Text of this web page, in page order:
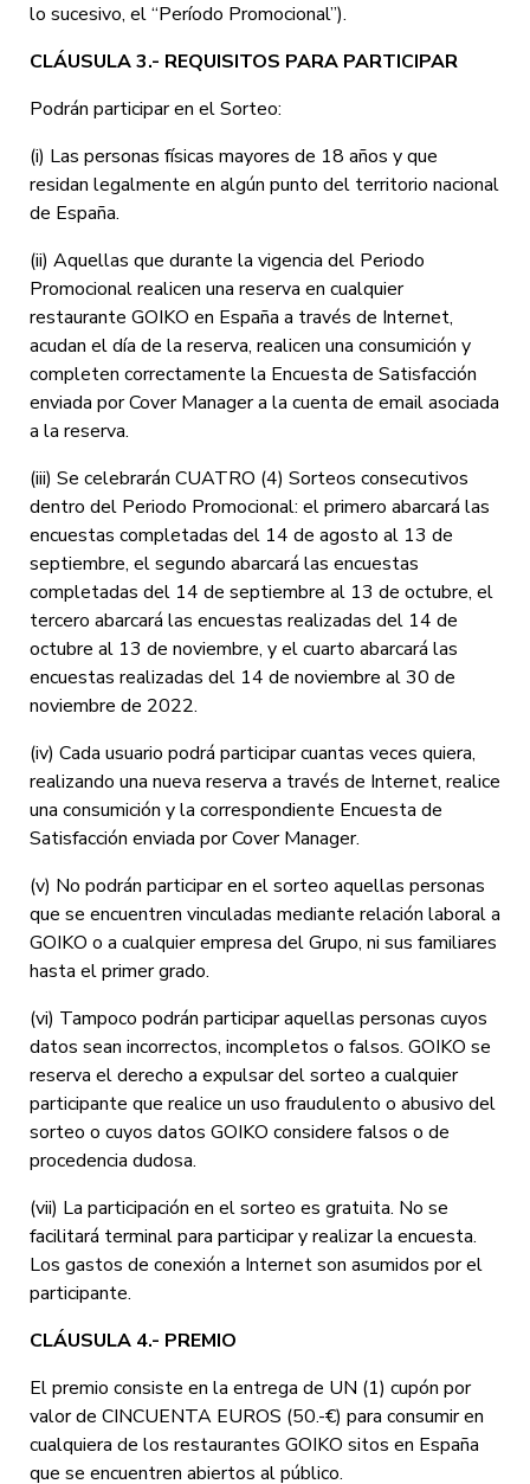
lo sucesivo, el “Período Promocional”).
CLÁUSULA 3.- REQUISITOS PARA PARTICIPAR
Podrán participar en el Sorteo:
(i) Las personas físicas mayores de 18 años y que
residan legalmente en algún punto del territorio nacional
de España.
(ii) Aquellas que durante la vigencia del Periodo
Promocional realicen una reserva en cualquier
restaurante GOIKO en España a través de Internet,
acudan el día de la reserva, realicen una consumición y
completen correctamente la Encuesta de Satisfacción
enviada por Cover Manager a la cuenta de email asociada
a la reserva.
(iii) Se celebrarán CUATRO (4) Sorteos consecutivos
dentro del Periodo Promocional: el primero abarcará las
encuestas completadas del 14 de agosto al 13 de
septiembre, el segundo abarcará las encuestas
completadas del 14 de septiembre al 13 de octubre, el
tercero abarcará las encuestas realizadas del 14 de
octubre al 13 de noviembre, y el cuarto abarcará las
encuestas realizadas del 14 de noviembre al 30 de
noviembre de 2022.
(iv) Cada usuario podrá participar cuantas veces quiera,
realizando una nueva reserva a través de Internet, realice
una consumición y la correspondiente Encuesta de
Satisfacción enviada por Cover Manager.
(v) No podrán participar en el sorteo aquellas personas
que se encuentren vinculadas mediante relación laboral a
GOIKO o a cualquier empresa del Grupo, ni sus familiares
hasta el primer grado.
(vi) Tampoco podrán participar aquellas personas cuyos
datos sean incorrectos, incompletos o falsos. GOIKO se
reserva el derecho a expulsar del sorteo a cualquier
participante que realice un uso fraudulento o abusivo del
sorteo o cuyos datos GOIKO considere falsos o de
procedencia dudosa.
(vii) La participación en el sorteo es gratuita. No se
facilitará terminal para participar y realizar la encuesta.
Los gastos de conexión a Internet son asumidos por el
participante.
CLÁUSULA 4.- PREMIO
El premio consiste en la entrega de UN (1) cupón por
valor de CINCUENTA EUROS (50.-€) para consumir en
cualquiera de los restaurantes GOIKO sitos en España
que se encuentren abiertos al público.